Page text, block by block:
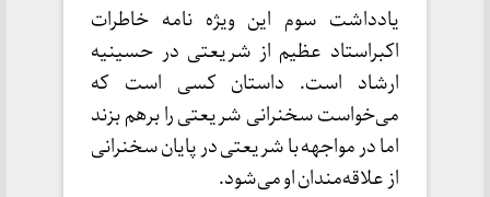
یادداشت سوم این ویژه نامه خاطرات
اکبراستاد عظیم از شریعتی در حسینیه
ارشاد است. داستان کسی است که
می‌خواست سخنرانی شریعتی را برهم بزند
اما در مواجهه با شریعتی در پایان سخنرانی
از علاقه‌مندان او می‌شود.